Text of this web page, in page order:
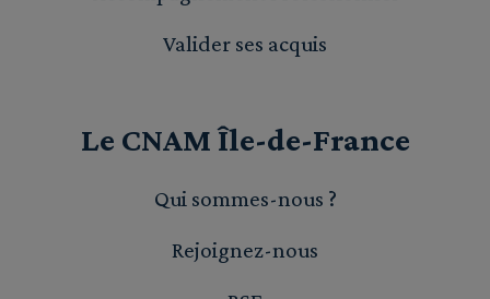
Valider ses acquis
Le CNAM Île-de-France
Qui sommes-nous ?
Rejoignez-nous